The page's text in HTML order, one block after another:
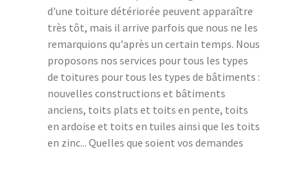
d'une toiture détériorée peuvent apparaître
très tôt, mais il arrive parfois que nous ne les
remarquions qu'après un certain temps. Nous
proposons nos services pour tous les types
de toitures pour tous les types de bâtiments :
nouvelles constructions et bâtiments
anciens, toits plats et toits en pente, toits
en ardoise et toits en tuiles ainsi que les toits
en zinc... Quelles que soient vos demandes